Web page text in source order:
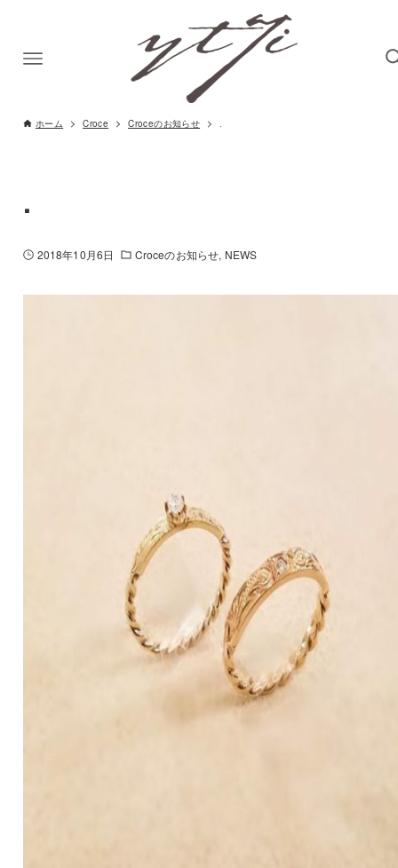
ホーム Croce Croceのお知らせ .
.
2018年10月6日 Croceのお知らせ NEWS